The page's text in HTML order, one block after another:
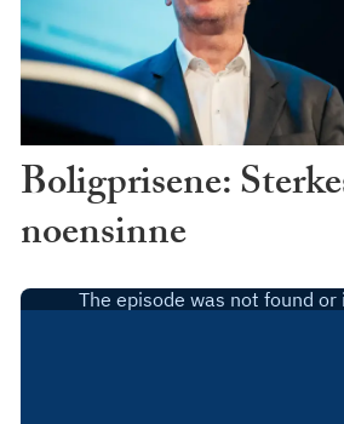
Boligprisene:
noensinne